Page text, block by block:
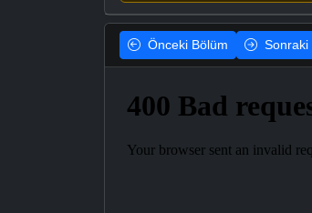
Önceki Bölüm Sonraki